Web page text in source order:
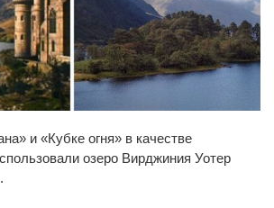
и «Кубке огня» в качестве
озеро Вирджиния Уотер